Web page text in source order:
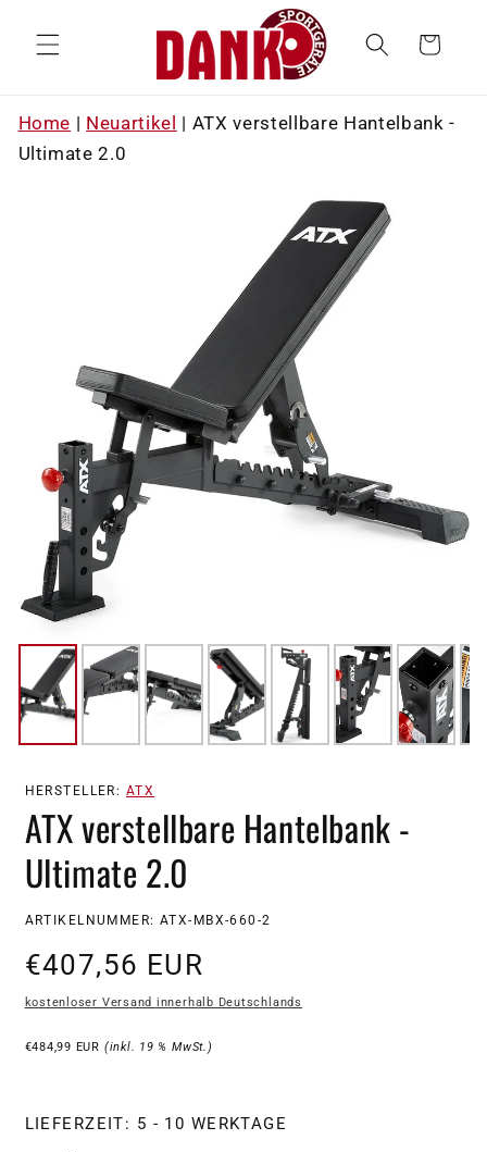
Inhalt
Warenkorb
Home | Neuartikel | ATX verstellbare Hantelbank -
Ultimate 2.0
HERSTELLER: ATX
ATX verstellbare Hantelbank -
Ultimate 2.0
SKU:
ARTIKELNUMMER: ATX-MBX-660-2
Normaler
Preis
€407,56 EUR
kostenloser Versand innerhalb Deutschlands
€484,99 EUR (inkl. 19 % MwSt.)
LIEFERZEIT: 5 - 10 WERKTAGE